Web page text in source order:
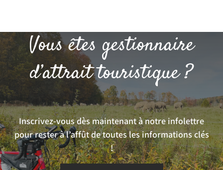
Vous êtes gestionnaire
d’attrait touristique ?
Inscrivez-vous dès maintenant à notre infolettre
pour rester à l’affût de toutes les informations clés
!